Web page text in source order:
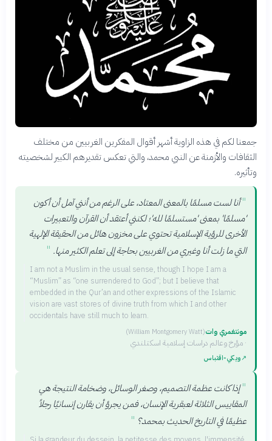
جمعنا لكم في هذه الزاوية أشهر أقوال المفكرين الغربيين من مختلف
الثقافات والأزمنة عن النبي محمد، والتي تعكس تقديرهم الكبير لشخصيته
وتأثيره.
" أنا لست مسلمًا بالمعنى المعتاد، على الرغم من أنني آمل أن أكون
'مسلمًا' بمعنى 'مستسلمًا لله'؛ لكنني أعتقد أن القرآن والتعبيرات
الأخرى للرؤية الإسلامية تحتوي على مخزون هائل من الحقيقة الإلهية
التي ما زلت أنا وغيري من الغربيين بحاجة إلى تعلم الكثير منها. "
I am not a Muslim in the usual sense, though I hope I am a
“Muslim” as “one surrendered to God”; but I believe that
embedded in the Qur’an and other expressions of the Islamic
vision are vast stores of divine truth from which I and other
occidentals have still much to learn.
مونتغمري وات
(William Montgomery Watt)
· مؤرخ وعالم دراسات إسلامية اسكتلندي
↗ويكي‑اقتباس
" إذا كانت عظمة التصميم، وصغر الوسائل، وضخامة النتيجة هي
المقاييس الثلاثة لعبقرية الإنسان، فمن يجرؤ أن يقارن إنسانيًا رجلاً
عظيمًا في التاريخ الحديث بمحمد؟ "